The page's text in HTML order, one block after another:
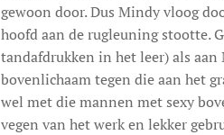
gewoon door. Dus Mindy vloog
hoofd aan de rugleuning stootte.
tandafdrukken in het leer) als
bovenlichaam tegen die aan het
wel met die mannen met sexy
vegen van het werk en lekker